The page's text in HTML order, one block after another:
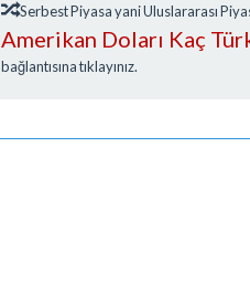
Serbest Piyasa yani Uluslararası
Amerikan Doları Kaç
bağlantısına tıklayınız.